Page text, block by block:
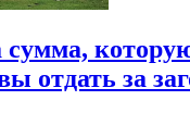
сумма,
отдать за